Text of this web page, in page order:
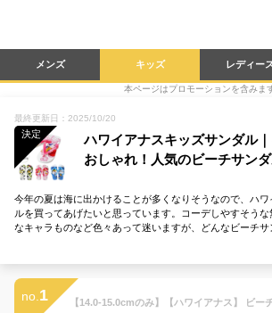
メンズ キッズ レディー
本ページはプロモーションを含みま
最終更新日：2025/10/20
決定
ハワイアナスキッズサンダル
おしゃれ！人気のビーチサン
今年の夏は海に出かけることが多くなりそうなので、ハ
ルを買ってあげたいと思っています。コーデしやすそうな
なキャラものなど色々あって迷いますが、どんなビーチサ
no. 1